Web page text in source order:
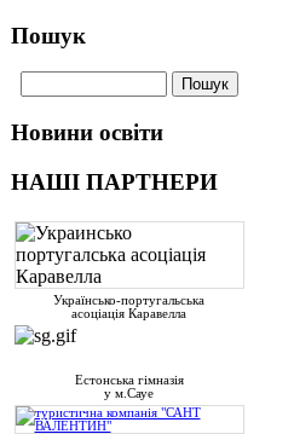
Пошук
Новини освіти
НАШІ ПАРТНЕРИ
Українсько-португальська
асоціація Каравелла
Естонська гімназія
у м.Сауе